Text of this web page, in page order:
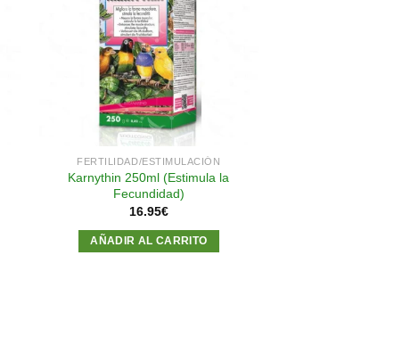
FERTILIDAD/ESTIMULACIÓN
Karnythin 250ml (Estimula la
Fecundidad)
16.95€
AÑADIR AL CARRITO